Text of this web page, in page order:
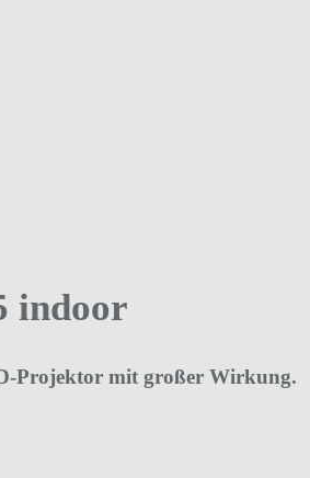
indoor
Projektor mit großer Wirkung.